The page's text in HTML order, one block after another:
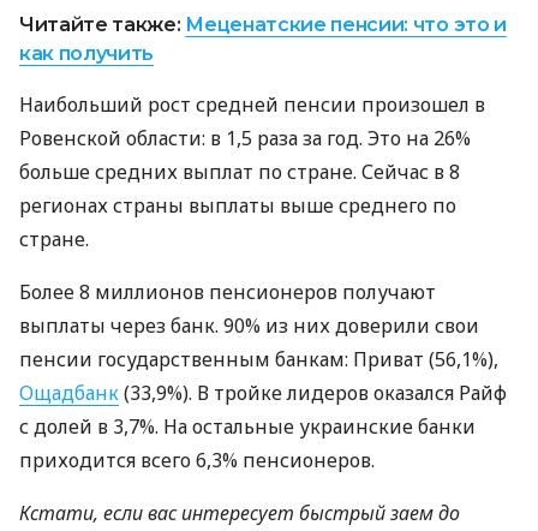
Читайте также: Меценатские пенсии: что это и
как получить
Наибольший рост средней пенсии произошел в
Ровенской области: в 1,5 раза за год. Это на 26%
больше средних выплат по стране. Сейчас в 8
регионах страны выплаты выше среднего по
стране.
Более 8 миллионов пенсионеров получают
выплаты через банк. 90% из них доверили свои
пенсии государственным банкам: Приват (56,1%),
Ощадбанк(33,9%). В тройке лидеров оказался Райф
с долей в 3,7%. На остальные украинские банки
приходится всего 6,3% пенсионеров.
Кстати, если вас интересует быстрый заем до